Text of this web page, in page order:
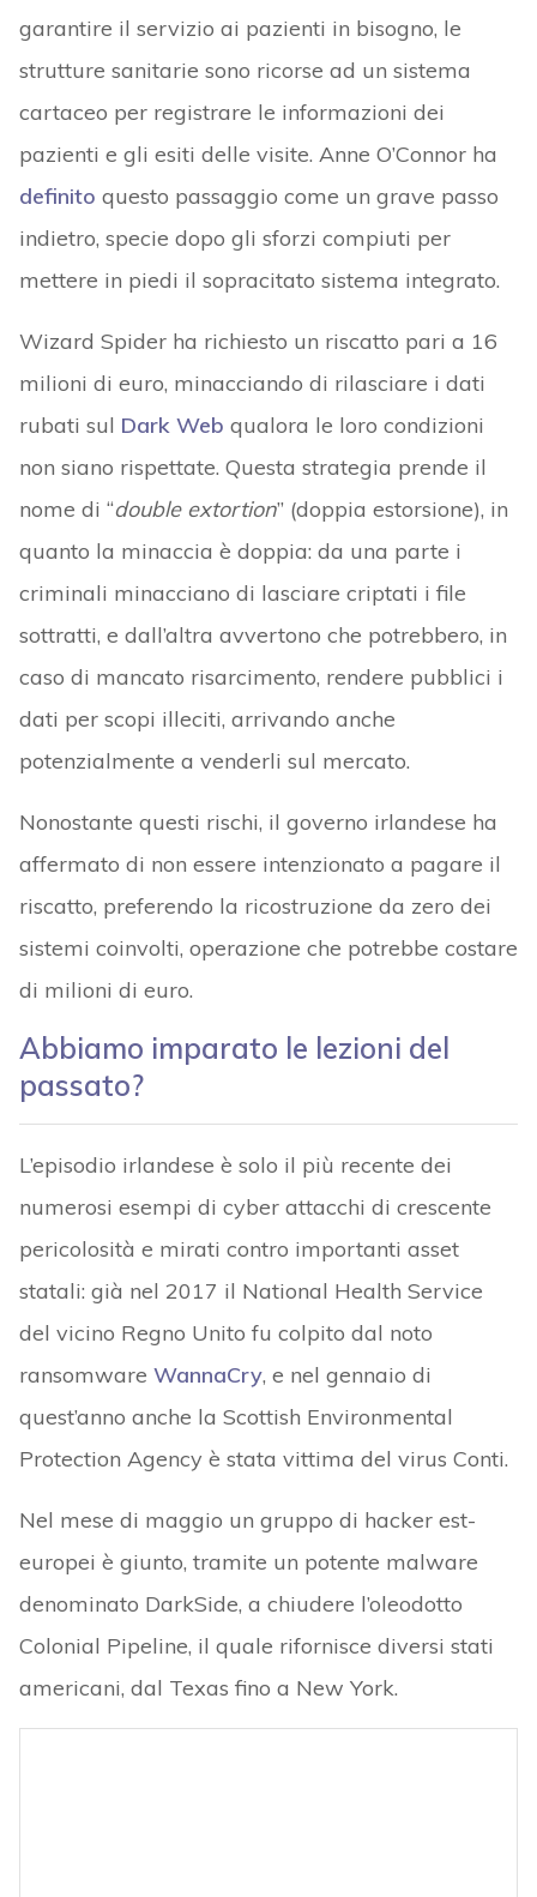
garantire il servizio ai pazienti in bisogno, le
strutture sanitarie sono ricorse ad un sistema
cartaceo per registrare le informazioni dei
pazienti e gli esiti delle visite. Anne O’Connor ha
definito questo passaggio come un grave passo
indietro, specie dopo gli sforzi compiuti per
mettere in piedi il sopracitato sistema integrato.
Wizard Spider ha richiesto un riscatto pari a 16
milioni di euro, minacciando di rilasciare i dati
rubati sul Dark Web qualora le loro condizioni
non siano rispettate. Questa strategia prende il
nome di “double extortion” (doppia estorsione), in
quanto la minaccia è doppia: da una parte i
criminali minacciano di lasciare criptati i file
sottratti, e dall’altra avvertono che potrebbero, in
caso di mancato risarcimento, rendere pubblici i
dati per scopi illeciti, arrivando anche
potenzialmente a venderli sul mercato.
Nonostante questi rischi, il governo irlandese ha
affermato di non essere intenzionato a pagare il
riscatto, preferendo la ricostruzione da zero dei
sistemi coinvolti, operazione che potrebbe costare
di milioni di euro.
Abbiamo imparato le lezioni del
passato?
L’episodio irlandese è solo il più recente dei
numerosi esempi di cyber attacchi di crescente
pericolosità e mirati contro importanti asset
statali: già nel 2017 il National Health Service
del vicino Regno Unito fu colpito dal noto
ransomware WannaCry, e nel gennaio di
quest’anno anche la Scottish Environmental
Protection Agency è stata vittima del virus Conti.
Nel mese di maggio un gruppo di hacker est-
europei è giunto, tramite un potente malware
denominato DarkSide, a chiudere l’oleodotto
Colonial Pipeline, il quale rifornisce diversi stati
americani, dal Texas fino a New York.